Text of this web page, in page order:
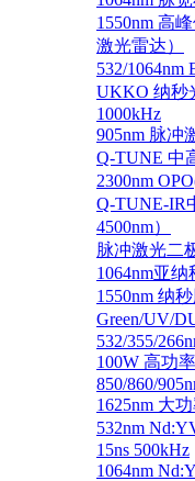
1550nm 高
激光雷达）
532/
UKKO 纳秒
1000kHz
905nm 脉冲
Q-TUNE 中
2300nm
Q-TUNE-IR
4500nm）
脉冲激光二
1064nm亚
1550nm 纳
Green/UV/
532/355/
100W 高功
850/860/
1625nm 大
532nm
15ns 500kHz
1064nm